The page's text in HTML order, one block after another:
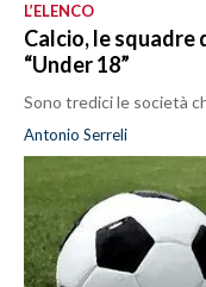
L’ELENCO
Calcio, le
“Under 18”
Sono tredici le società
Antonio Serreli